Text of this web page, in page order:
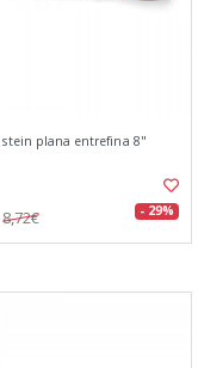
stein plana entrefina 8"
8,72€ - 29%